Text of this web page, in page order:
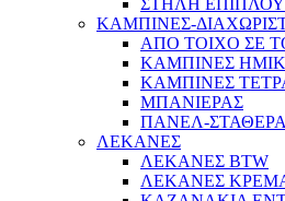
ΣΤΗΛΗ ΕΠΙΠΛΟΥ
ΚΑΜΠΙΝΕΣ-
ΑΠΟ ΤΟΙΧΟ ΣΕ
ΚΑΜΠΙΝΕΣ
ΚΑΜΠΙΝΕΣ
ΜΠΑΝΙΕΡΑΣ
ΠΑΝΕΛ-ΣΤΑΘΕΡΑ
ΛΕΚΑΝΕΣ
ΛΕΚΑΝΕΣ BTW
ΛΕΚΑΝΕΣ